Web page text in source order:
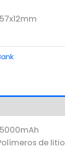
de litio